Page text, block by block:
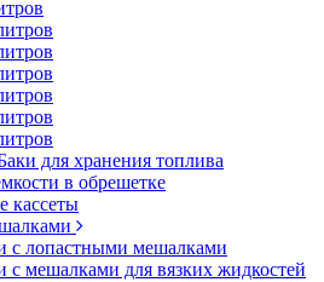
для хранения топлива
в обрешетке
кассеты
с лопастными мешалками
с мешалками для вязких жидкостей